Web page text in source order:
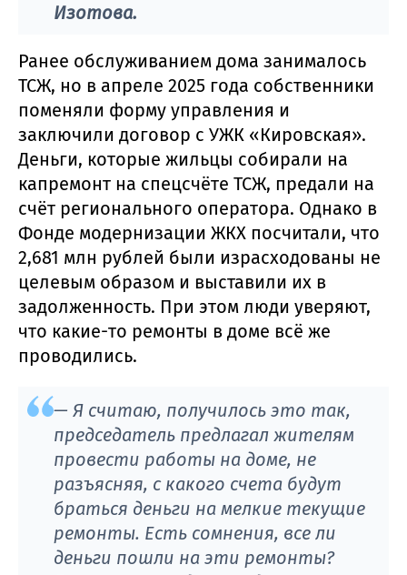
Изотова.
Ранее обслуживанием дома занималось
ТСЖ, но в апреле 2025 года собственники
поменяли форму управления и
заключили договор с УЖК «Кировская».
Деньги, которые жильцы собирали на
капремонт на спецсчёте ТСЖ, предали на
счёт регионального оператора. Однако в
Фонде модернизации ЖКХ посчитали, что
2,681 млн рублей были израсходованы не
целевым образом и выставили их в
задолженность. При этом люди уверяют,
что какие-то ремонты в доме всё же
проводились.
— Я считаю, получилось это так,
председатель предлагал жителям
провести работы на доме, не
разъясняя, с какого счета будут
браться деньги на мелкие текущие
ремонты. Есть сомнения, все ли
деньги пошли на эти ремонты?